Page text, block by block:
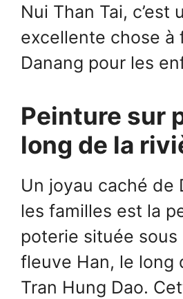
Nui Than Tai, c’est
excellente chose à
Danang pour les
Peinture sur
long de la
Un joyau caché de
les familles est la
poterie située
fleuve Han, le long
Tran Hung Dao.